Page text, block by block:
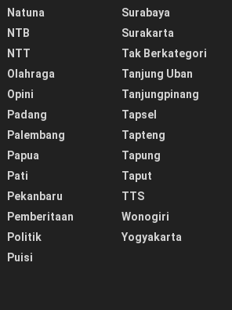
Natuna
NTB
NTT
Olahraga
Opini
Padang
Palembang
Papua
Pati
Pekanbaru
Pemberitaan
Politik
Puisi
Surabaya
Surakarta
Tak Berkategori
Tanjung Uban
Tanjungpinang
Tapsel
Tapteng
Tapung
Taput
TTS
Wonogiri
Yogyakarta